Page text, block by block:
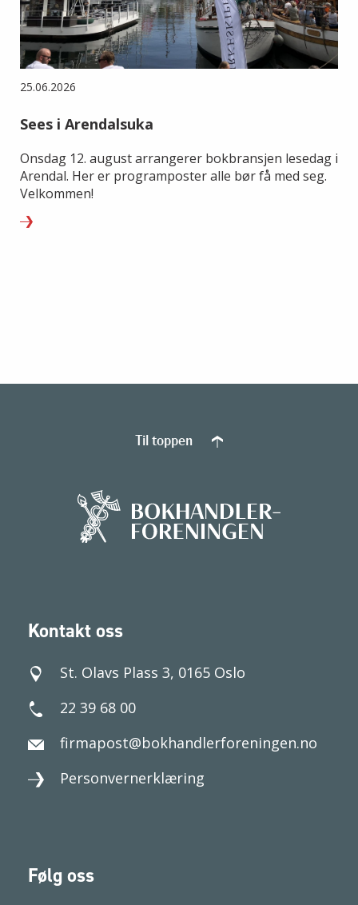
25.06.2026
Sees i Arendalsuka
Onsdag 12. august arrangerer bokbransjen lesedag i
Arendal. Her er programposter alle bør få med seg.
Velkommen!
Kontakt oss
St. Olavs Plass 3, 0165 Oslo
22 39 68 00
firmapost@bokhandlerforeningen.no
Personvernerklæring
Følg oss
Til toppen